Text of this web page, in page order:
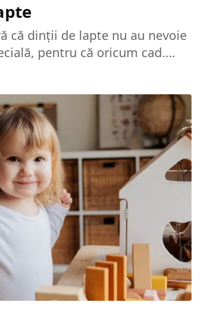
că dinții de lapte nu au nevoie
pentru că oricum cad.
a maxilarelor și în
maturi. Pentru ca dentiția
poată instala fără probleme în
trebuie să avem grijă ca
se dezvolte în arealul ce le-a
În cazul în care unul